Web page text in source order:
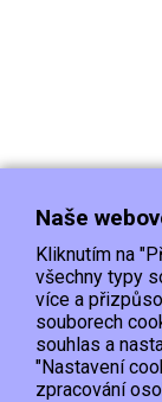
Naše
Kliknutím na
všechny typy
více a
souborech
souhlas a
"Nastavení
zpracování